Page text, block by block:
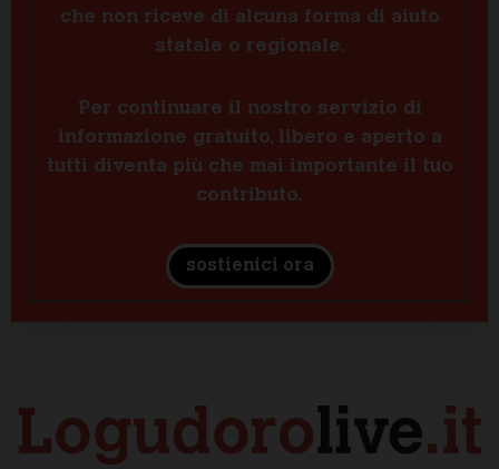
che non riceve di alcuna forma di aiuto
statale o regionale.
Per continuare il nostro servizio di
informazione gratuito, libero e aperto a
tutti diventa più che mai importante il tuo
contributo.
sostienici ora